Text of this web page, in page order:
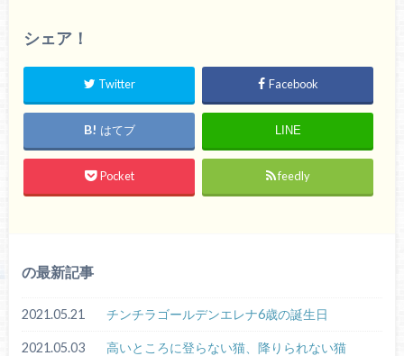
シェア！
Twitter Facebook
はてブ LINE
Pocket feedly
の最新記事
2021.05.21 チンチラゴールデンエレナ6歳の誕生日
2021.05.03 高いところに登らない猫、降りられない猫